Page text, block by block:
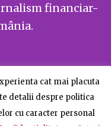
financiar-
cat mai placuta
detalii despre politica
cu caracter personal